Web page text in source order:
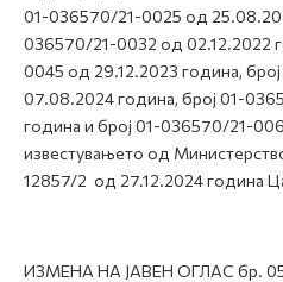
01-036570/21-0025 од
036570/21-0032 од 02.12.2022
0045 од 29.12.2023 година,
07.08.2024 година, број 01-
година и број 01-036570/21-
известувањето од
12857/2 од 27.12.2024 година
ИЗМЕНА НА ЈАВЕН ОГЛАС бр.